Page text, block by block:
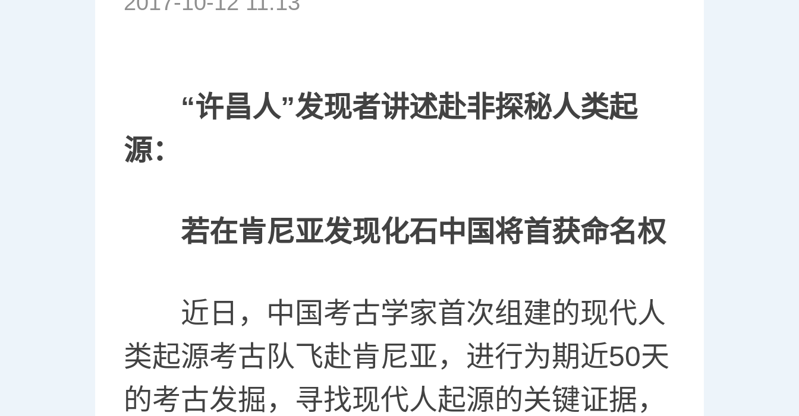
“许昌人”发现者讲述赴非探秘人类起
源：
若在肯尼亚发现化石中国将首获命名权
近日，中国考古学家首次组建的现代人
类起源考古队飞赴肯尼亚，进行为期近50天
的考古发掘，寻找现代人起源的关键证据，